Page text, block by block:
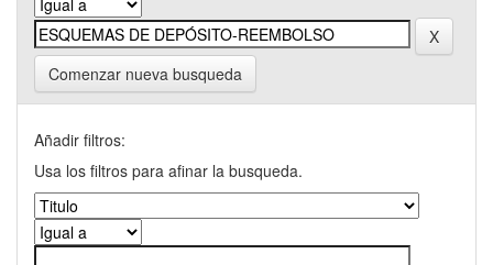
Comenzar nueva busqueda
Añadir filtros:
Usa los filtros para afinar la busqueda.